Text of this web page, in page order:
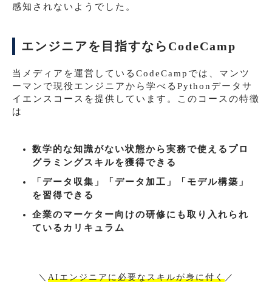
感知されないようでした。
エンジニアを目指すならCodeCamp
当メディアを運営しているCodeCampでは、マンツ
ーマンで現役エンジニアから学べるPythonデータサ
イエンスコースを提供しています。このコースの特徴
は
数学的な知識がない状態から実務で使えるプロ
グラミングスキルを獲得できる
「データ収集」「データ加工」「モデル構築」
を習得できる
企業のマーケター向けの研修にも取り入れられ
ているカリキュラム
＼ AIエンジニアに必要なスキルが身に付く／